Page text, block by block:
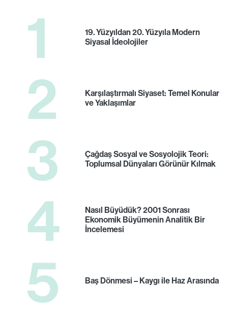
1
19. Yüzyıldan 20. Yüzyıla Modern
Siyasal İdeolojiler
2
Karşılaştırmalı Siyaset: Temel Konular
ve Yaklaşımlar
3
Çağdaş Sosyal ve Sosyolojik Teori:
Toplumsal Dünyaları Görünür Kılmak
4
Nasıl Büyüdük? 2001 Sonrası
Ekonomik Büyümenin Analitik Bir
İncelemesi
5 Baş Dönmesi – Kaygı ile Haz Arasında